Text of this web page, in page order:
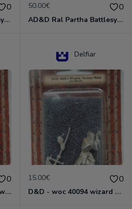
0
AD&D Ral Partha Battlesystem Miniatures Pack Iron Lord Dwarf Crossbowmen 11-854
50.00€ 0
AD&D Ral Partha Battlesystem Villains/Forgotten Realms 11-955 Miniatures
0
D&D - 88288 troglodyte with long Miniature - Donjons Dragons
Delfiar
15.00€ 0
D&D - woc 40094 wizard human male Miniature - Donjons Dragons